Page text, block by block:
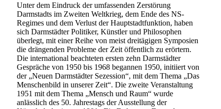
Unter dem Eindruck der umfassenden Zerstörung
Darmstadts im Zweiten Weltkrieg, dem Ende des NS-
Regimes und dem Verlust der Hauptstadtfunktion, haben
sich Darmstädter Politiker, Künstler und Philosophen
überlegt, mit einer Reihe von meist dreitägigen Symposien
die drängenden Probleme der Zeit öffentlich zu erörtern.
Die international beachteten ersten zehn Darmstädter
Gespräche von 1950 bis 1968 begannen 1950, initiiert von
der „Neuen Darmstädter Sezession“, mit dem Thema „Das
Menschenbild in unserer Zeit“. Die zweite Veranstaltung
1951 mit dem Thema „Mensch und Raum“ wurde
anlässlich des 50. Jahrestags der Ausstellung der